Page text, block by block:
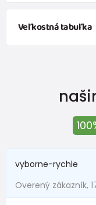
Veľkostná tabuľka
New Baby
Do 1 mesiaca
6 - 9 mesiace
vyborne-rychle
Overený zákazník,